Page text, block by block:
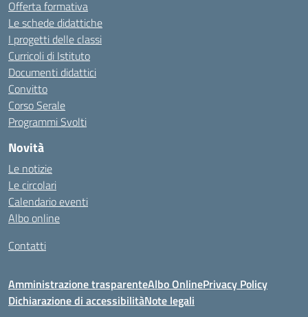
Offerta formativa
Le schede didattiche
I progetti delle classi
Curricoli di Istituto
Documenti didattici
Convitto
Corso Serale
Programmi Svolti
Novità
Le notizie
Le circolari
Calendario eventi
Albo online
Contatti
Amministrazione trasparenteAlbo OnlinePrivacy Policy
Dichiarazione di accessibilitàNote legali